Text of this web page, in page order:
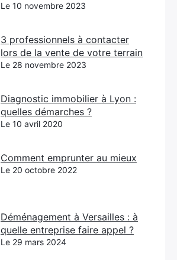
Le 10 novembre 2023
3 professionnels à contacter
lors de la vente de votre terrain
Le 28 novembre 2023
Diagnostic immobilier à Lyon :
quelles démarches ?
Le 10 avril 2020
Comment emprunter au mieux
Le 20 octobre 2022
Déménagement à Versailles : à
quelle entreprise faire appel ?
Le 29 mars 2024